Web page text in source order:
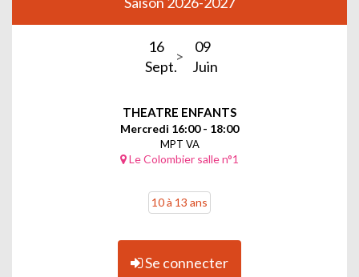
16
Sept.
09
Juin
THEATRE ENFANTS
Mercredi 16:00 - 18:00
MPT VA
Le Colombier salle n°1
10 à 13 ans
Se connecter